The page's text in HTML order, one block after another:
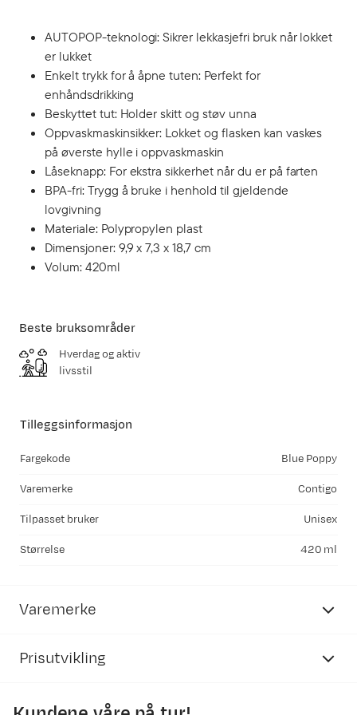
AUTOPOP-teknologi: Sikrer lekkasjefri bruk når lokket
er lukket
Enkelt trykk for å åpne tuten: Perfekt for
enhåndsdrikking
Beskyttet tut: Holder skitt og støv unna
Oppvaskmaskinsikker: Lokket og flasken kan vaskes
på øverste hylle i oppvaskmaskin
Låseknapp: For ekstra sikkerhet når du er på farten
BPA-fri: Trygg å bruke i henhold til gjeldende
lovgivning
Materiale: Polypropylen plast
Dimensjoner: 9,9 x 7,3 x 18,7 cm
Volum: 420ml
Tilleggsinformasjon
Fargekode Blue Poppy
Varemerke Contigo
Tilpasset bruker Unisex
Størrelse 420 ml
Beste bruksområder
Hverdag og aktiv
livsstil
Varemerke
Prisutvikling